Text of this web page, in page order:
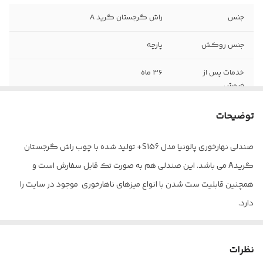
جنس راش گرجستان گرید A
جنس روکش پارچه
خدمات پس از
فروش
36 ماه
ضمانت
توضیحات
صندلی نهارخوری پالونیا مدل S156+ تولید شده با چوب راش گرجستان
گریدA می باشد. این صندلی هم به صورت تک قابل سفارش است و
همچنین قابلیت ست شدن با انواع میزهای ناهارخوری موجود در سایت را
دارد.
آماده سازی این محصول 15 روز بعد از ثبت سفارش زمان میبرد.
نظرات